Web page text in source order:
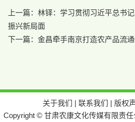
上一篇： 林铎：学习贯彻习近平总书
振兴新局面
下一篇： 金昌牵手南京打造农产品流
关于我们 | 联系我们 | 版权
Copyright © 甘肃农康文化传媒有限责